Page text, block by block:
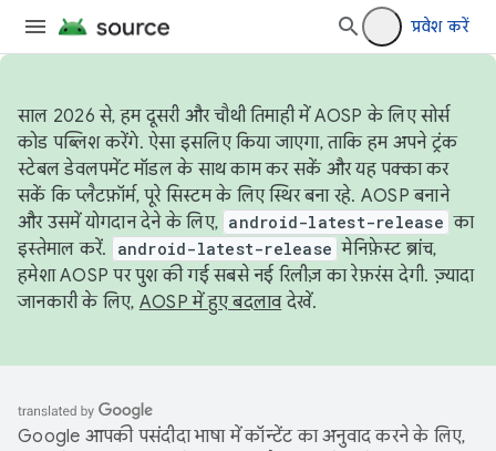
प्रवेश करें
साल 2026 से, हम दूसरी और चौथी तिमाही में AOSP के लिए सोर्स
कोड पब्लिश करेंगे. ऐसा इसलिए किया जाएगा, ताकि हम अपने ट्रंक
स्टेबल डेवलपमेंट मॉडल के साथ काम कर सकें और यह पक्का कर
सकें कि प्लैटफ़ॉर्म, पूरे सिस्टम के लिए स्थिर बना रहे. AOSP बनाने
और उसमें योगदान देने के लिए, android-latest-release का
इस्तेमाल करें.
android-latest-release मेनिफ़ेस्ट ब्रांच,
हमेशा AOSP पर पुश की गई सबसे नई रिलीज़ का रेफ़रंस देगी. ज़्यादा
जानकारी के लिए, AOSP में हुए बदलावदेखें.
Google आपकी पसंदीदा भाषा में कॉन्टेंट का अनुवाद करने के लिए,